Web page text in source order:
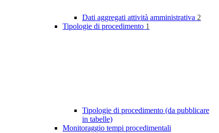
Dati aggregati attività amministrativa 2
Tipologie di procedimento 1
Tipologie di procedimento (da pubblicare
in tabelle)
Monitoraggio tempi procedimentali